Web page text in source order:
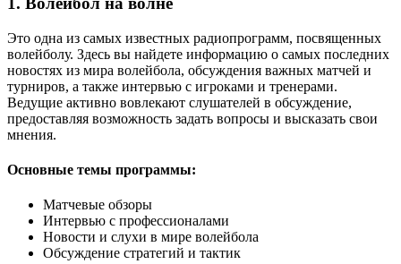
Это одна из самых известных радиопрограмм, посвященных
волейболу. Здесь вы найдете информацию о самых последних
новостях из мира волейбола, обсуждения важных матчей и
турниров, а также интервью с игроками и тренерами.
Ведущие активно вовлекают слушателей в обсуждение,
предоставляя возможность задать вопросы и высказать свои
мнения.
Основные темы программы:
Матчевые обзоры
Интервью с профессионалами
Новости и слухи в мире волейбола
Обсуждение стратегий и тактик